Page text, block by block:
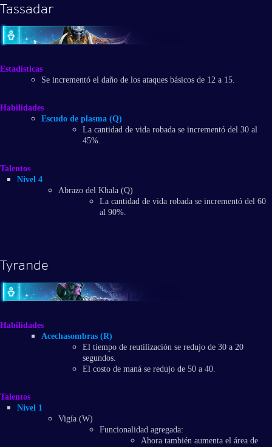
Tassadar
Estadísticas
Se incrementó el daño de los ataques básicos de 12 a 15.
Habilidades
Escudo de plasma (Q)
La cantidad de vida robada se incrementó del 30 al
45%.
Talentos
Nivel 4
Abrazo del Khala (Q)
La cantidad de vida robada se incrementó del 60
al 90%.
Tyrande
Habilidades
Acechasombras (R)
El tiempo de reutilización se redujo de 30 a 20
segundos.
El costo de maná se redujo de 50 a 40.
Talentos
Nivel 1
Vigía (W)
Funcionalidad agregada:
Ahora también aumenta el área de